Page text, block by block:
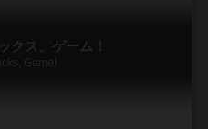
クス、ゲーム！
Game!